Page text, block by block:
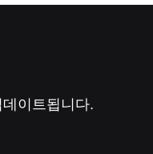
이트됩니다.